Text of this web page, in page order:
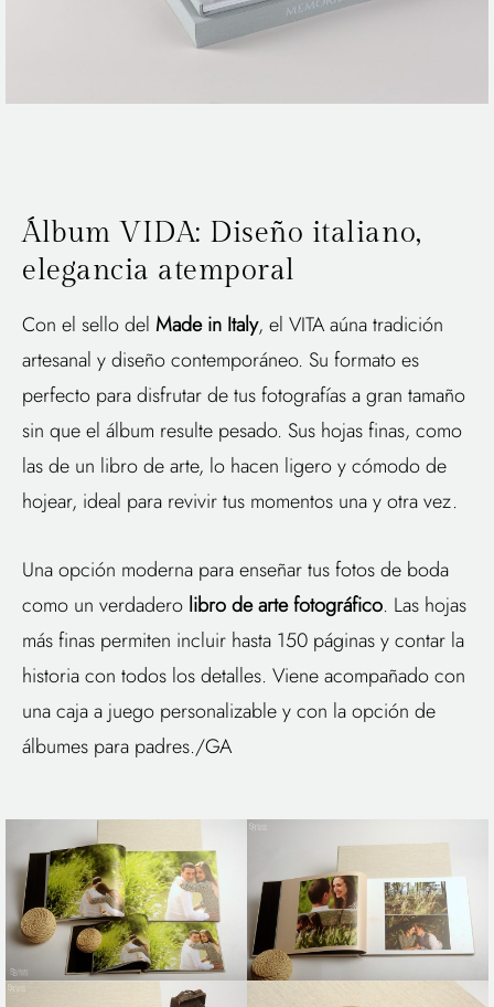
Álbum VIDA: Diseño italiano,
elegancia atemporal
Con el sello del Made in Italy, el VITA aúna tradición
artesanal y diseño contemporáneo. Su formato es
perfecto para disfrutar de tus fotografías a gran tamaño
sin que el álbum resulte pesado. Sus hojas finas, como
las de un libro de arte, lo hacen ligero y cómodo de
hojear, ideal para revivir tus momentos una y otra vez.
Una opción moderna para enseñar tus fotos de boda
como un verdadero libro de arte fotográfico. Las hojas
más finas permiten incluir hasta 150 páginas y contar la
historia con todos los detalles. Viene acompañado con
una caja a juego personalizable y con la opción de
álbumes para padres./GA